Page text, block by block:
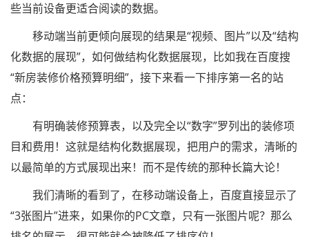
些当前设备更适合阅读的数据。
移动端当前更倾向展现的结果是“视频、图片”以及“结构
化数据的展现”，如何做结构化数据展现，比如我在百度搜
“新房装修价格预算明细”，接下来看一下排序第一名的站
点：
有明确装修预算表，以及完全以“数字”罗列出的装修项
目和费用！这就是结构化数据展现，把用户的需求，清晰的
以最简单的方式展现出来！而不是传统的那种长篇大论！
我们清晰的看到了，在移动端设备上，百度直接显示了
“3张图片”进来，如果你的PC文章，只有一张图片呢？那么